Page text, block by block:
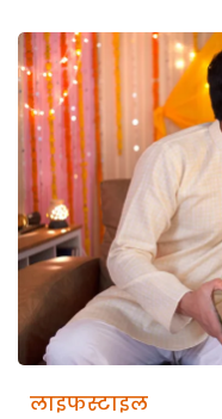
लाइफस्टाइल